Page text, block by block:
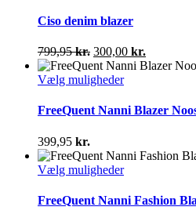
varesiden
har
varianter.
Mulighederne
kan
vælges
på
varesiden
Ciso denim blazer
799,95kr. Den
oprindelige
pris
799,95 kr..
300,00 kr.
aktuelle
300,00
Vælg mulighederDette
har
Mulighederne
kan
vælges
varesiden
FreeQuent Nanni Blazer
399,95 kr.
Vælg mulighederDette
har
FreeQuent Nanni Fashion